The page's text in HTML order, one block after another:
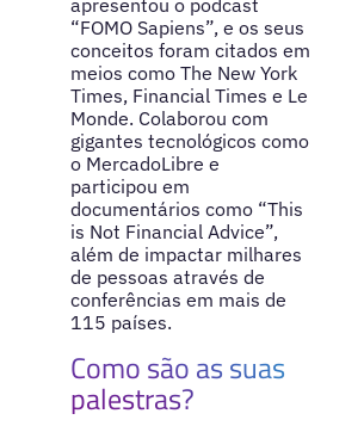
apresentou o podcast
“FOMO Sapiens”, e os seus
conceitos foram citados em
meios como The New York
Times, Financial Times e Le
Monde. Colaborou com
gigantes tecnológicos como
o MercadoLibre e
participou em
documentários como “This
is Not Financial Advice”,
além de impactar milhares
de pessoas através de
conferências em mais de
115 países.
Como são as suas
palestras?